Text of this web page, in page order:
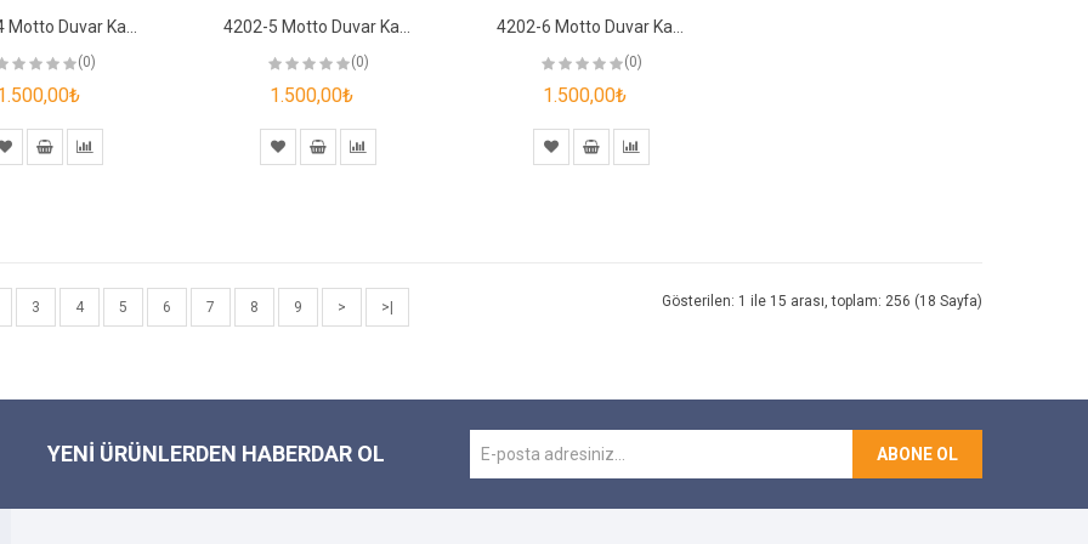
(0) (0)
1.500,00₺
(0)
1.500,00₺
3 4 5 6 7 8 9 > >| Gösterilen: 1 ile 15 arası, toplam: 256 (18 Sayfa)
YENI ÜRÜNLERDEN HABERDAR OL ABONE OL